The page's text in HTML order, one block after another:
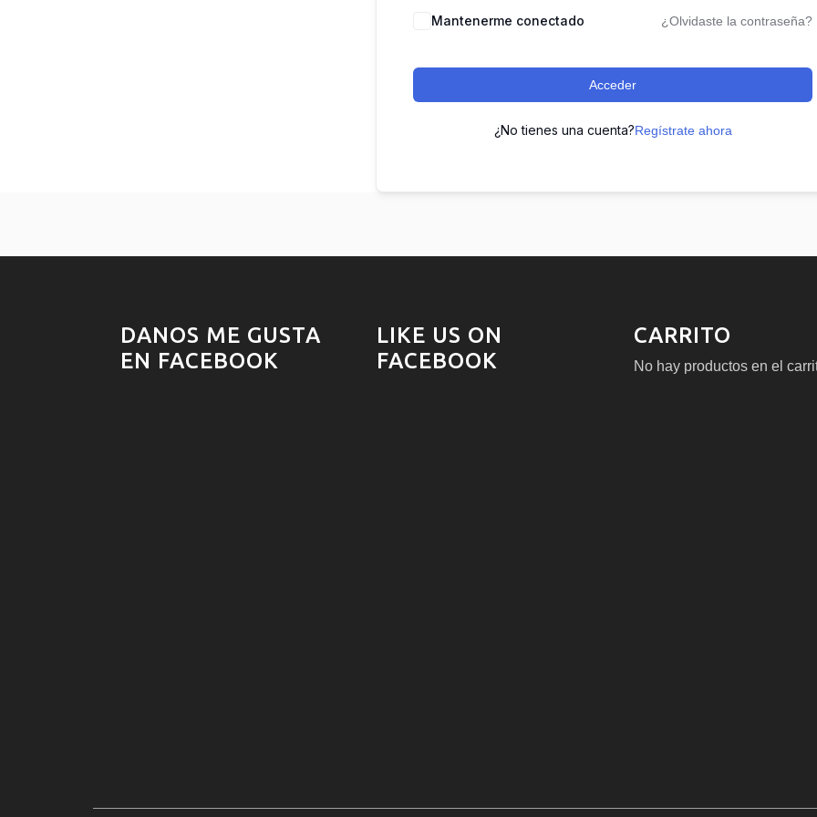
Mantenerme conectado ¿Olvidaste la contraseña?
Acceder
¿No tienes una cuenta?Regístrate ahora
DANOS ME GUSTA
EN FACEBOOK
LIKE US ON
FACEBOOK
CARRITO
No hay productos en el